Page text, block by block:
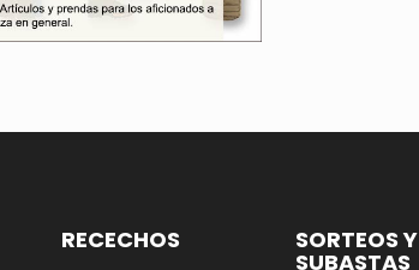
RECECHOS SORTEOS Y
SUBASTAS